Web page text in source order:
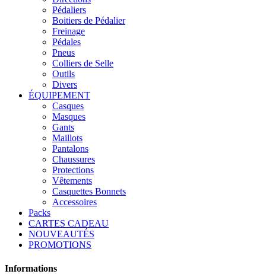
Pédaliers
Boitiers de Pédalier
Freinage
Pédales
Pneus
Colliers de Selle
Outils
Divers
ÉQUIPEMENT
Casques
Masques
Gants
Maillots
Pantalons
Chaussures
Protections
Vêtements
Casquettes Bonnets
Accessoires
Packs
CARTES CADEAU
NOUVEAUTÉS
PROMOTIONS
Informations